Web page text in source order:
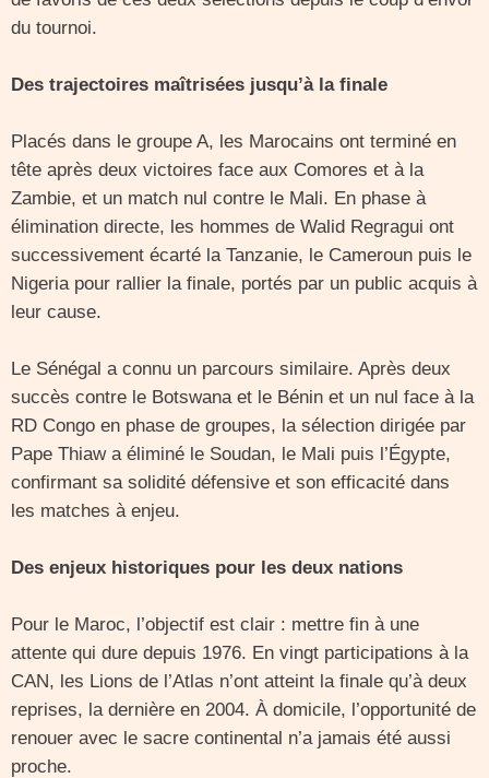
du tournoi.
Des trajectoires maîtrisées jusqu’à la finale
Placés dans le groupe A, les Marocains ont terminé en
tête après deux victoires face aux Comores et à la
Zambie, et un match nul contre le Mali. En phase à
élimination directe, les hommes de Walid Regragui ont
successivement écarté la Tanzanie, le Cameroun puis le
Nigeria pour rallier la finale, portés par un public acquis à
leur cause.
Le Sénégal a connu un parcours similaire. Après deux
succès contre le Botswana et le Bénin et un nul face à la
RD Congo en phase de groupes, la sélection dirigée par
Pape Thiaw a éliminé le Soudan, le Mali puis l’Égypte,
confirmant sa solidité défensive et son efficacité dans
les matches à enjeu.
Des enjeux historiques pour les deux nations
Pour le Maroc, l’objectif est clair : mettre fin à une
attente qui dure depuis 1976. En vingt participations à la
CAN, les Lions de l’Atlas n’ont atteint la finale qu’à deux
reprises, la dernière en 2004. À domicile, l’opportunité de
renouer avec le sacre continental n’a jamais été aussi
proche.